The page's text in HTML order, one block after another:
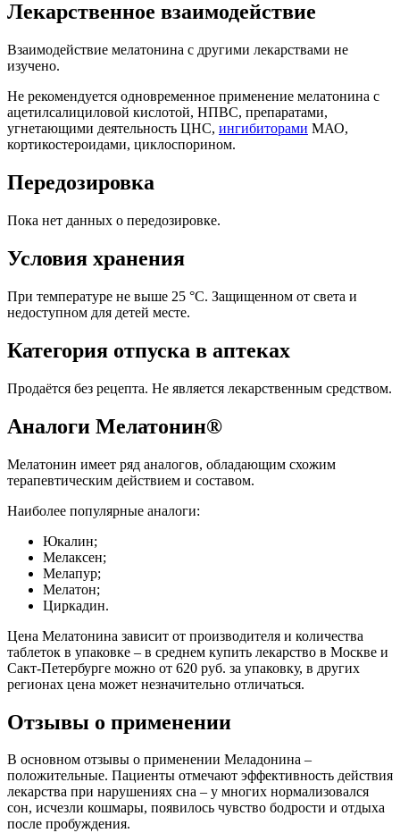
Лекарственное взаимодействие
Взаимодействие мелатонина с другими лекарствами не
изучено.
Не рекомендуется одновременное применение мелатонина с
ацетилсалициловой кислотой, НПВС, препаратами,
угнетающими деятельность ЦНС, ингибиторами МАО,
кортикостероидами, циклоспорином.
Передозировка
Пока нет данных о передозировке.
Условия хранения
При температуре не выше 25 °С. Защищенном от света и
недоступном для детей месте.
Категория отпуска в аптеках
Продаётся без рецепта. Не является лекарственным средством.
Аналоги Мелатонин®
Мелатонин имеет ряд аналогов, обладающим схожим
терапевтическим действием и составом.
Наиболее популярные аналоги:
Юкалин;
Мелаксен;
Мелапур;
Мелатон;
Циркадин.
Цена Мелатонина зависит от производителя и количества
таблеток в упаковке – в среднем купить лекарство в Москве и
Сакт-Петербурге можно от 620 руб. за упаковку, в других
регионах цена может незначительно отличаться.
Отзывы о применении
В основном отзывы о применении Меладонина –
положительные. Пациенты отмечают эффективность действия
лекарства при нарушениях сна – у многих нормализовался
сон, исчезли кошмары, появилось чувство бодрости и отдыха
после пробуждения.